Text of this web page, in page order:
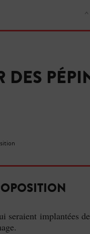
DES
seraient implantées